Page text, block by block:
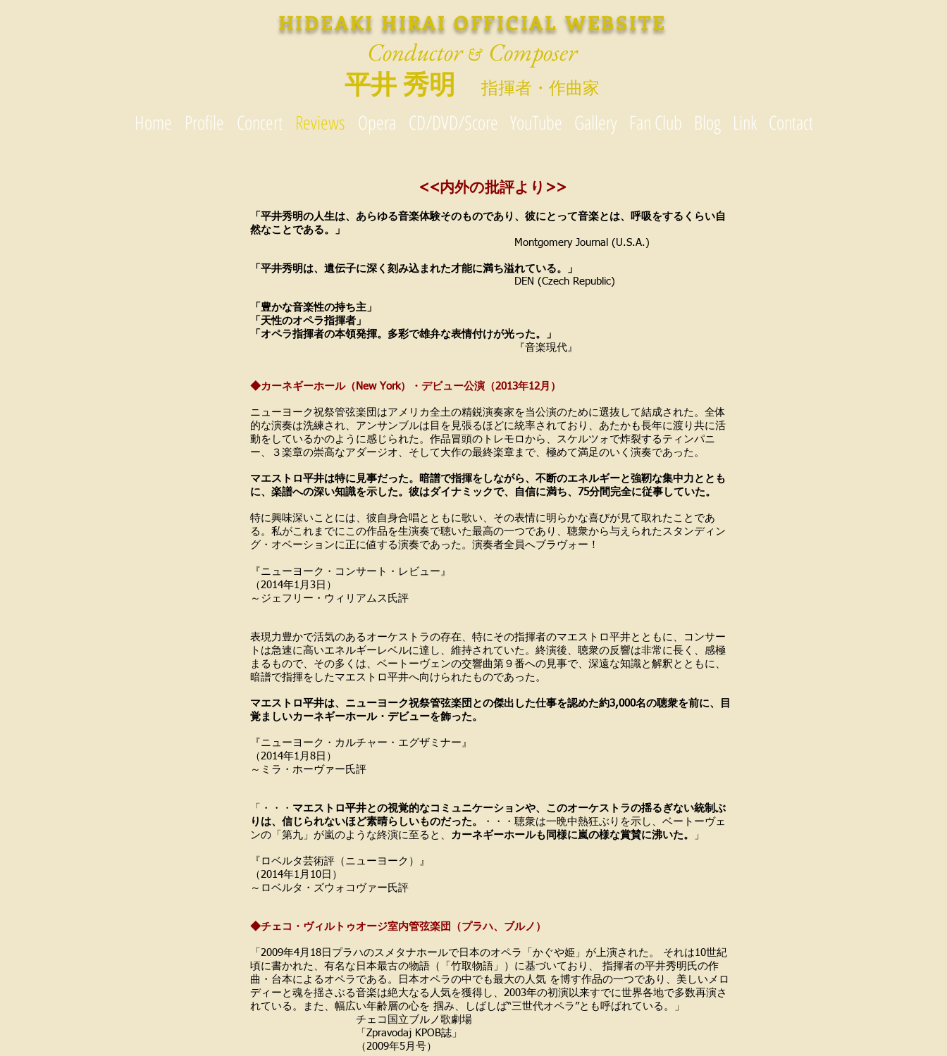
HIDEAKI HIRAI OFFICIAL WEBSITE
Conductor & Composer
平井 秀明 指揮者・作曲家
Home Profile Concert Reviews Opera CD/DVD/Score YouTube Gallery Fan Club Blog Link Contact
<<内外の批評より>>
「平井秀明の人生は、あらゆる音楽体験そのものであり、彼にとって音楽とは、呼吸をするくらい自
然なことである。」
Montgomery Journal (U.S.A.)
「平井秀明は、遺伝子に深く刻み込まれた才能に満ち溢れている。」
DEN (Czech Republic)
「豊かな音楽性の持ち主」
「天性のオペラ指揮者」
「オペラ指揮者の本領発揮。多彩で雄弁な表情付けが光った。」
『音楽現代』
◆カーネギーホール（New York）・デビュー公演（2013年12月）
ニューヨーク祝祭管弦楽団はアメリカ全土の精鋭演奏家を当公演のために選抜して結成された。全体
的な演奏は洗練され、アンサンブルは目を見張るほどに統率されており、あたかも長年に渡り共に活
動をしているかのように感じられた。作品冒頭のトレモロから、スケルツォで炸裂するティンパニ
ー、３楽章の崇高なアダージオ、そして大作の最終楽章まで、極めて満足のいく演奏であった。
マエストロ平井は特に見事だった。暗譜で指揮をしながら、不断のエネルギーと強靭な集中力ととも
に、楽譜への深い知識を示した。彼はダイナミックで、自信に満ち、75分間完全に従事していた。
特に興味深いことには、彼自身合唱とともに歌い、その表情に明らかな喜びが見て取れたことであ
る。私がこれまでにこの作品を生演奏で聴いた最高の一つであり、聴衆から与えられたスタンディン
グ・オベーションに正に値する演奏であった。演奏者全員へブラヴォー！
『ニューヨーク・コンサート・レビュー』
（2014年1月3日）
～ジェフリー・ウィリアムス氏評
表現力豊かで活気のあるオーケストラの存在、特にその指揮者のマエストロ平井とともに、コンサー
トは急速に高いエネルギーレベルに達し、維持されていた。終演後、聴衆の反響は非常に長く、感極
まるもので、その多くは、ベートーヴェンの交響曲第９番への見事で、深遠な知識と解釈とともに、
暗譜で指揮をしたマエストロ平井へ向けられたものであった。
マエストロ平井は、ニューヨーク祝祭管弦楽団との傑出した仕事を認めた約3,000名の聴衆を前に、目
覚ましいカーネギーホール・デビューを飾った。
『ニューヨーク・カルチャー・エグザミナー』
（2014年1月8日）
～ミラ・ホーヴァー氏評
「・・・ マエストロ平井との視覚的なコミュニケーションや、このオーケストラの揺るぎない統制ぶ
りは、信じられないほど素晴らしいものだった。
・・・聴衆は一晩中熱狂ぶりを示し、ベートーヴェ
ンの「第九」が嵐のような終演に至ると、 カーネギーホールも同様に嵐の様な賞賛に沸いた。 」
『ロベルタ芸術評（ニューヨーク）』
（2014年1月10日）
～ロベルタ・ズウォコヴァー氏評
◆チェコ・ヴィルトゥオージ室内管弦楽団（プラハ、ブルノ）
「2009年4月18日プラハのスメタナホールで日本のオペラ「かぐや姫」が上演された。 それは10世紀
頃に書かれた、有名な日本最古の物語（「竹取物語」）に基づいており、 指揮者の平井秀明氏の作
曲・台本によるオペラである。日本オペラの中でも最大の人気 を博す作品の一つであり、美しいメロ
ディーと魂を揺さぶる音楽は絶大なる人気を獲得し、2003年の初演以来すでに世界各地で多数再演さ
れている。また、幅広い年齢層の心を 掴み、しばしば“三世代オペラ”とも呼ばれている。」
チェコ国立ブルノ歌劇場
「Zpravodaj KPOB誌」
（2009年5月号）